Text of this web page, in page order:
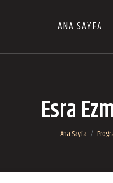
ANA SAYFA
Esra
Ana Sayfa